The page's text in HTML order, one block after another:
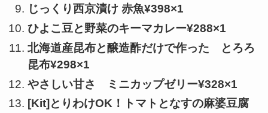
じっくり西京漬け 赤魚¥398×1
ひよこ豆と野菜のキーマカレー¥288×1
北海道産昆布と醸造酢だけで作った とろろ
昆布¥298×1
やさしい甘さ ミニカップゼリー¥328×1
[Kit]とりわけOK！トマトとなすの麻婆豆腐